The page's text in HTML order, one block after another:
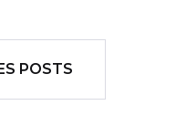
POSTS